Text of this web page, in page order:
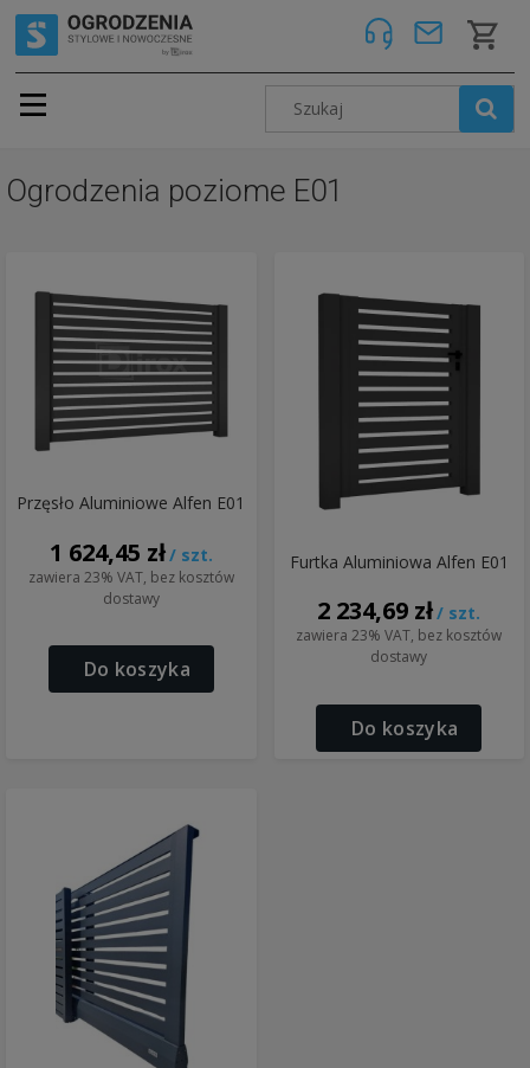
Ogrodzenia poziome E01
Przęsło Aluminiowe Alfen E01
1 624,45 zł/ szt.
zawiera 23% VAT, bez kosztów
dostawy
Do koszyka
Furtka Aluminiowa Alfen E01
2 234,69 zł/ szt.
zawiera 23% VAT, bez kosztów
dostawy
Do koszyka